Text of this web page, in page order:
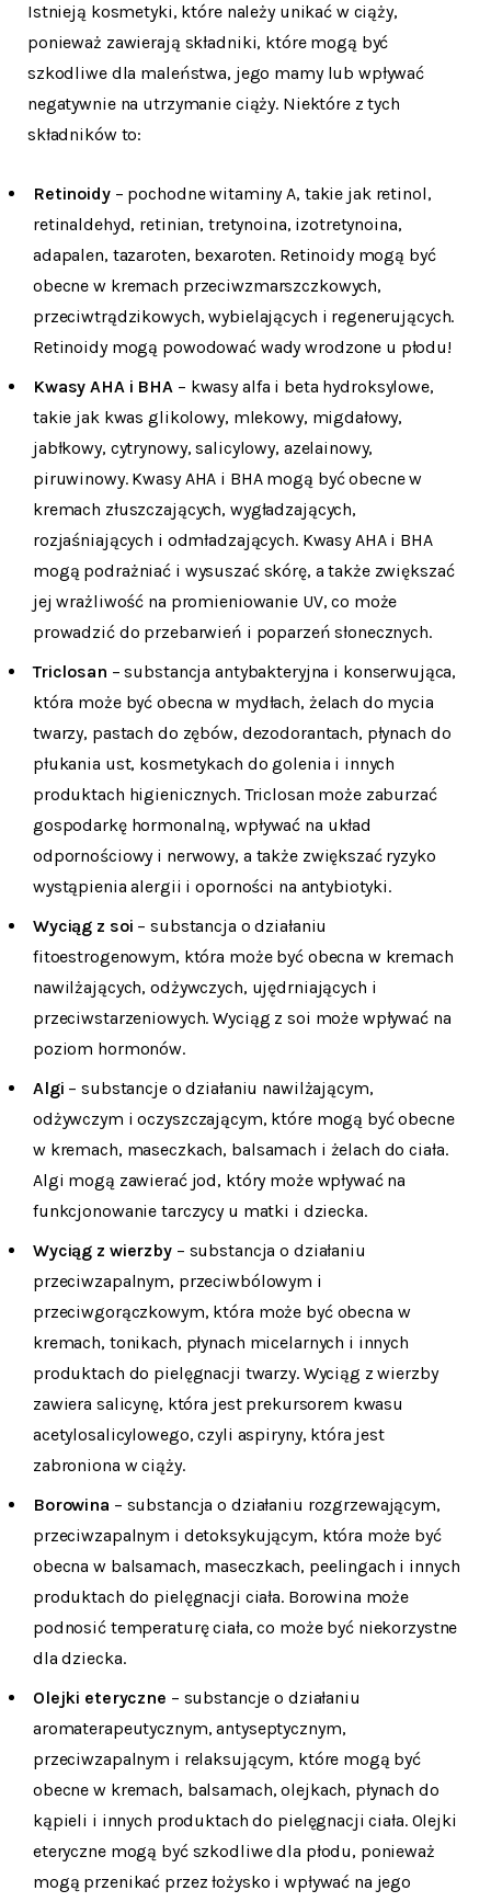
Istnieją kosmetyki, które należy unikać w ciąży,
ponieważ zawierają składniki, które mogą być
szkodliwe dla maleństwa, jego mamy lub wpływać
negatywnie na utrzymanie ciąży. Niektóre z tych
składników to:
Retinoidy– pochodne witaminy A, takie jak retinol,
retinaldehyd, retinian, tretynoina, izotretynoina,
adapalen, tazaroten, bexaroten. Retinoidy mogą być
obecne w kremach przeciwzmarszczkowych,
przeciwtrądzikowych, wybielających i regenerujących.
Retinoidy mogą powodować wady wrodzone u płodu!
Kwasy AHA i BHA – kwasy alfa i beta hydroksylowe,
takie jak kwas glikolowy, mlekowy, migdałowy,
jabłkowy, cytrynowy, salicylowy, azelainowy,
piruwinowy. Kwasy AHA i BHA mogą być obecne w
kremach złuszczających, wygładzających,
rozjaśniających i odmładzających. Kwasy AHA i BHA
mogą podrażniać i wysuszać skórę, a także zwiększać
jej wrażliwość na promieniowanie UV, co może
prowadzić do przebarwień i poparzeń słonecznych.
Triclosan – substancja antybakteryjna i konserwująca,
która może być obecna w mydłach, żelach do mycia
twarzy, pastach do zębów, dezodorantach, płynach do
płukania ust, kosmetykach do golenia i innych
produktach higienicznych. Triclosan może zaburzać
gospodarkę hormonalną, wpływać na układ
odpornościowy i nerwowy, a także zwiększać ryzyko
wystąpienia alergii i oporności na antybiotyki.
Wyciąg z soi – substancja o działaniu
fitoestrogenowym, która może być obecna w kremach
nawilżających, odżywczych, ujędrniających i
przeciwstarzeniowych. Wyciąg z soi może wpływać na
poziom hormonów.
Algi – substancje o działaniu nawilżającym,
odżywczym i oczyszczającym, które mogą być obecne
w kremach, maseczkach, balsamach i żelach do ciała.
Algi mogą zawierać jod, który może wpływać na
funkcjonowanie tarczycy u matki i dziecka.
Wyciąg z wierzby– substancja o działaniu
przeciwzapalnym, przeciwbólowym i
przeciwgorączkowym, która może być obecna w
kremach, tonikach, płynach micelarnych i innych
produktach do pielęgnacji twarzy. Wyciąg z wierzby
zawiera salicynę, która jest prekursorem kwasu
acetylosalicylowego, czyli aspiryny, która jest
zabroniona w ciąży.
Borowina – substancja o działaniu rozgrzewającym,
przeciwzapalnym i detoksykującym, która może być
obecna w balsamach, maseczkach, peelingach i innych
produktach do pielęgnacji ciała. Borowina może
podnosić temperaturę ciała, co może być niekorzystne
dla dziecka.
Olejki eteryczne – substancje o działaniu
aromaterapeutycznym, antyseptycznym,
przeciwzapalnym i relaksującym, które mogą być
obecne w kremach, balsamach, olejkach, płynach do
kąpieli i innych produktach do pielęgnacji ciała. Olejki
eteryczne mogą być szkodliwe dla płodu, ponieważ
mogą przenikać przez łożysko i wpływać na jego